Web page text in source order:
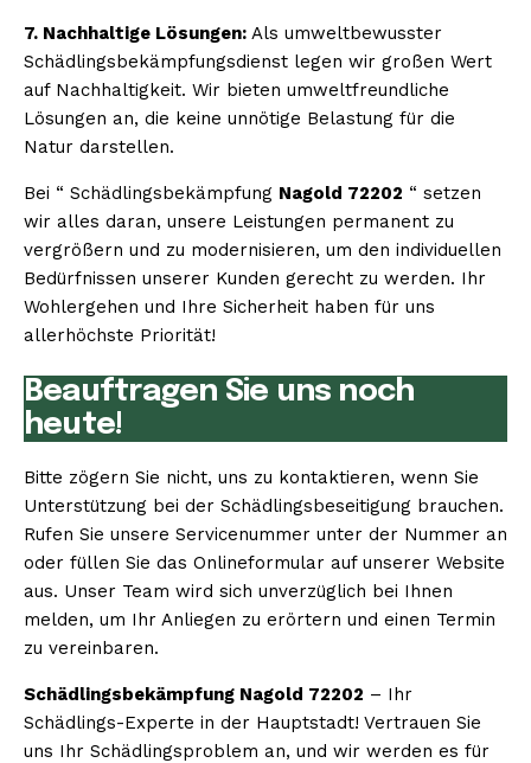
7. Nachhaltige Lösungen: Als umweltbewusster
Schädlingsbekämpfungsdienst legen wir großen Wert
auf Nachhaltigkeit. Wir bieten umweltfreundliche
Lösungen an, die keine unnötige Belastung für die
Natur darstellen.
Bei “ Schädlingsbekämpfung Nagold 72202 “ setzen
wir alles daran, unsere Leistungen permanent zu
vergrößern und zu modernisieren, um den individuellen
Bedürfnissen unserer Kunden gerecht zu werden. Ihr
Wohlergehen und Ihre Sicherheit haben für uns
allerhöchste Priorität!
Beauftragen Sie uns noch
heute!
Bitte zögern Sie nicht, uns zu kontaktieren, wenn Sie
Unterstützung bei der Schädlingsbeseitigung brauchen.
Rufen Sie unsere Servicenummer unter der Nummer an
oder füllen Sie das Onlineformular auf unserer Website
aus. Unser Team wird sich unverzüglich bei Ihnen
melden, um Ihr Anliegen zu erörtern und einen Termin
zu vereinbaren.
Schädlingsbekämpfung Nagold 72202 – Ihr
Schädlings-Experte in der Hauptstadt! Vertrauen Sie
uns Ihr Schädlingsproblem an, und wir werden es für